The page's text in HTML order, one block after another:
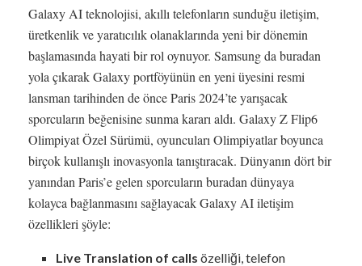
Galaxy AI teknolojisi, akıllı telefonların sunduğu iletişim,
üretkenlik ve yaratıcılık olanaklarında yeni bir dönemin
başlamasında hayati bir rol oynuyor. Samsung da buradan
yola çıkarak Galaxy portföyünün en yeni üyesini resmi
lansman tarihinden de önce Paris 2024’te yarışacak
sporcuların beğenisine sunma kararı aldı. Galaxy Z Flip6
Olimpiyat Özel Sürümü, oyuncuları Olimpiyatlar boyunca
birçok kullanışlı inovasyonla tanıştıracak. Dünyanın dört bir
yanından Paris’e gelen sporcuların buradan dünyaya
kolayca bağlanmasını sağlayacak Galaxy AI iletişim
özellikleri şöyle:
Live Translation of calls özelliği, telefon